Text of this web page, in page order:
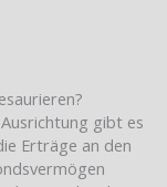
gibt es
Erträge an den